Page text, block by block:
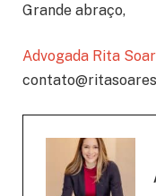
Grande abraço,
Advogada Rita